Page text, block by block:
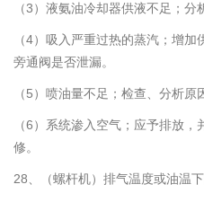
（3）液氨油冷却器供液不足；分
（4）吸入严重过热的蒸汽；增
旁通阀是否泄漏。
（5）喷油量不足；检查、分析原
（6）系统渗入空气；应予排放
修。
28、（螺杆机）排气温度或油温